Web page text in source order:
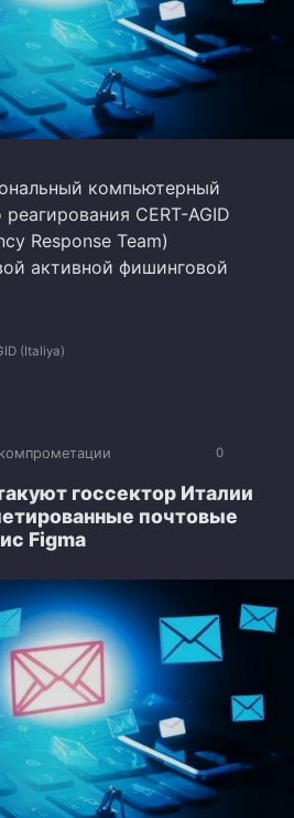
компьютерный
CERT-AGID
Response Team)
активной фишинговой
(Italiya)
0
госсектор Италии
почтовые
Figma